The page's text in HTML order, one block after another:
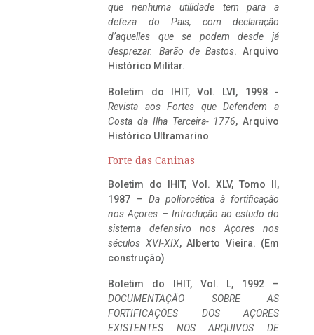
que nenhuma utilidade tem para a
defeza do Pais, com declaração
d’aquelles que se podem desde já
desprezar. Barão de Bastos. Arquivo
Histórico Militar.
Boletim do IHIT, Vol. LVI, 1998 -
Revista aos Fortes que Defendem a
Costa da Ilha Terceira- 1776, Arquivo
Histórico Ultramarino
Forte das Caninas
Boletim do IHIT, Vol. XLV, Tomo II,
1987 – Da poliorcética à fortificação
nos Açores – Introdução ao estudo do
sistema defensivo nos Açores nos
séculos XVI-XIX, Alberto Vieira. (Em
construção)
Boletim do IHIT, Vol. L, 1992 –
DOCUMENTAÇÃO SOBRE AS
FORTIFICAÇÕES DOS AÇORES
EXISTENTES NOS ARQUIVOS DE